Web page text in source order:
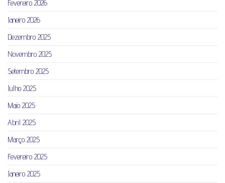
Fevereiro 2026
Janeiro 2026
Dezembro 2025
Novembro 2025
Setembro 2025
Julho 2025
Maio 2025
Abril 2025
Março 2025
Fevereiro 2025
Janeiro 2025